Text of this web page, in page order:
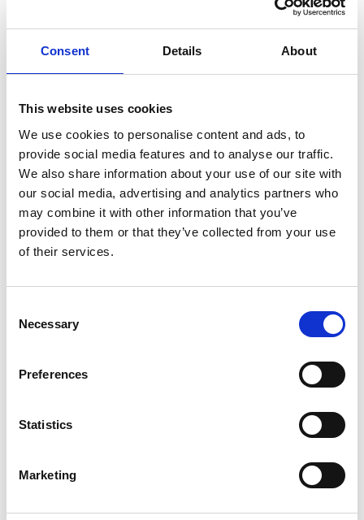
Consent Details About
This website uses cookies
We use cookies to personalise content and ads, to
provide social media features and to analyse our traffic.
We also share information about your use of our site with
our social media, advertising and analytics partners who
may combine it with other information that you’ve
provided to them or that they’ve collected from your use
of their services.
Selection
Necessary
Preferences
Statistics
Marketing
Vorgehen
DI Experts führte eine Analyse der bestehenden
„Perfect Match“. Dieses wertet eingehende
Anfragen in Echtzeit aus, vergleicht
Anforderungen mit den Profilen der Mitarbeiter
und schlägt automatisch geeignete Kandidaten
vor. Die Lösung wurde direkt in Microsoft Teams
integriert, sodass bei jedem Match sofort eine
Benachrichtigung versendet wird. Zudem
richteten DI Experts Funktionen ein, um „No-
Matches“ zu dokumentieren und so Skill-Gaps im
interne Mitarbeiter bereits innerhalb einer
Stunde nach Eingang einer Anfrage
Screening-Prozesses hat sich der manuelle
Aufwand um über 80 % reduziert, wodurch
Leerlaufzeiten minimiert und die